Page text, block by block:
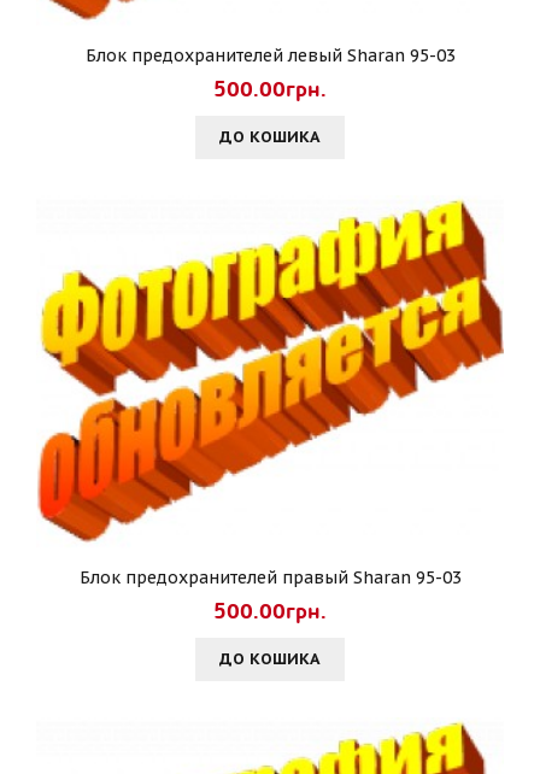
Блок предохранителей левый Sharan 95-03
500.00грн.
ДО КОШИКА
Блок предохранителей правый Sharan 95-03
500.00грн.
ДО КОШИКА